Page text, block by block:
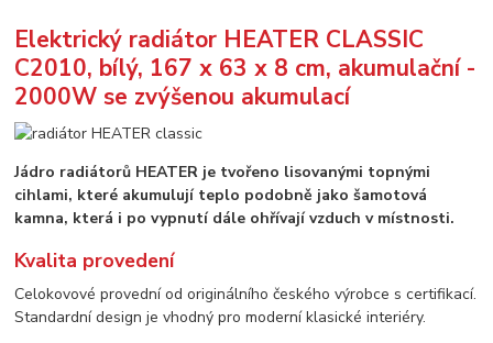
Elektrický radiátor HEATER CLASSIC
C2010, bílý, 167 x 63 x 8 cm, akumulační -
2000W se zvýšenou akumulací
Jádro radiátorů HEATER je tvořeno lisovanými topnými
cihlami, které akumulují teplo podobně jako šamotová
kamna, která i po vypnutí dále ohřívají vzduch v místnosti.
Kvalita provedení
Celokovové provední od originálního českého výrobce s certifikací.
Standardní design je vhodný pro moderní klasické interiéry.